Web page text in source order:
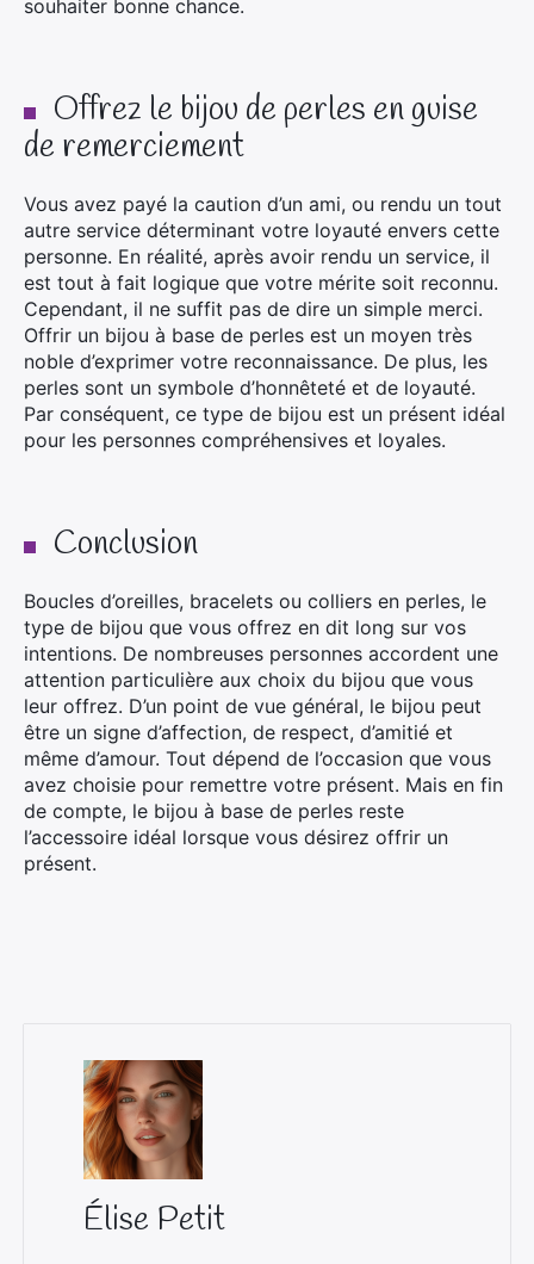
souhaiter bonne chance.
Offrez le bijou de perles en guise
de remerciement
Vous avez payé la caution d’un ami, ou rendu un tout
autre service déterminant votre loyauté envers cette
personne. En réalité, après avoir rendu un service, il
est tout à fait logique que votre mérite soit reconnu.
Cependant, il ne suffit pas de dire un simple merci.
Offrir un bijou à base de perles est un moyen très
noble d’exprimer votre reconnaissance. De plus, les
perles sont un symbole d’honnêteté et de loyauté.
Par conséquent, ce type de bijou est un présent idéal
pour les personnes compréhensives et loyales.
Conclusion
Boucles d’oreilles, bracelets ou colliers en perles, le
type de bijou que vous offrez en dit long sur vos
intentions. De nombreuses personnes accordent une
attention particulière aux choix du bijou que vous
leur offrez. D’un point de vue général, le bijou peut
être un signe d’affection, de respect, d’amitié et
même d’amour. Tout dépend de l’occasion que vous
avez choisie pour remettre votre présent. Mais en fin
de compte, le bijou à base de perles reste
l’accessoire idéal lorsque vous désirez offrir un
présent.
Élise Petit